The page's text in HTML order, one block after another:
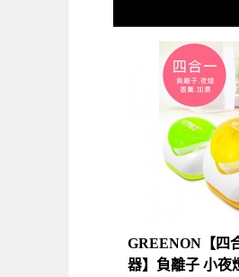
GREENON【四
器】負離子 小夜